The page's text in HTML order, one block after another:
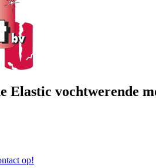
Elastic vochtwerende
op!